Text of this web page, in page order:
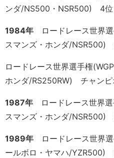
ンダ/NS500・NSR500) 4位
1984年
ロードレース世界
スマンズ・ホンダ/NSR500)
ロードレース世界選手権
ホンダ/RS250RW) チャンピ
1987年
ロードレース世界
スマンズ・ホンダ/NSR500)
1989年
ロードレース世界
ールボロ・ヤマハ/YZR500)